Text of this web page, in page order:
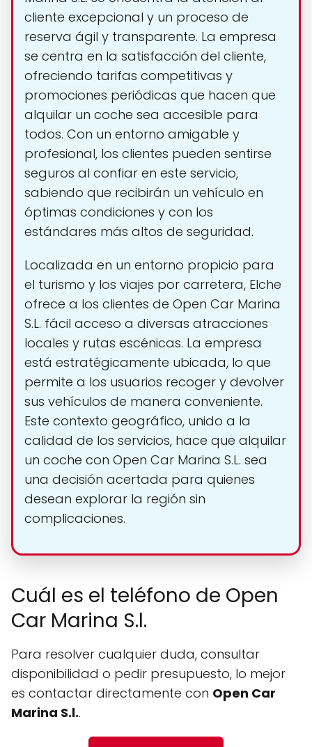
cliente excepcional y un proceso de
reserva ágil y transparente. La empresa
se centra en la satisfacción del cliente,
ofreciendo tarifas competitivas y
promociones periódicas que hacen que
alquilar un coche sea accesible para
todos. Con un entorno amigable y
profesional, los clientes pueden sentirse
seguros al confiar en este servicio,
sabiendo que recibirán un vehículo en
óptimas condiciones y con los
estándares más altos de seguridad.
Localizada en un entorno propicio para
el turismo y los viajes por carretera, Elche
ofrece a los clientes de Open Car Marina
S.L. fácil acceso a diversas atracciones
locales y rutas escénicas. La empresa
está estratégicamente ubicada, lo que
permite a los usuarios recoger y devolver
sus vehículos de manera conveniente.
Este contexto geográfico, unido a la
calidad de los servicios, hace que alquilar
un coche con Open Car Marina S.L. sea
una decisión acertada para quienes
desean explorar la región sin
complicaciones.
Cuál es el teléfono de Open
Car Marina S.l.
Para resolver cualquier duda, consultar
disponibilidad o pedir presupuesto, lo mejor
es contactar directamente con Open Car
Marina S.l..